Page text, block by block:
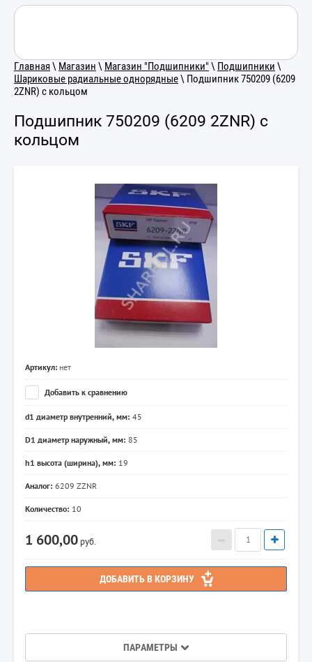
Главная\ Магазин \ Магазин "Подшипники" \ Подшипники \
Шариковые радиальные однорядные\ Подшипник 750209 (6209
2ZNR) с кольцом
Подшипник 750209 (6209 2ZNR) с
кольцом
Артикул: нет
Добавить к сравнению
d1 диаметр внутренний, мм: 45
D1 диаметр наружный, мм: 85
h1 высота (ширина), мм: 19
Аналог: 6209 ZZNR
Количество: 10
1 600,00 руб.
ДОБАВИТЬ В КОРЗИНУ
ПАРАМЕТРЫ